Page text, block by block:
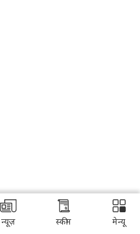
न्यूज़ स्कीम मेन्यू